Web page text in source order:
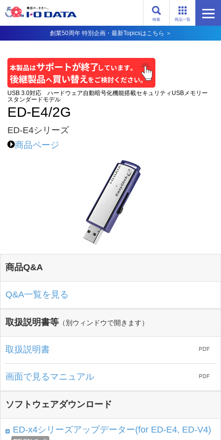
商品一覧
検索
創業50周年 特別企画・最新Topicsはこちら ＞
USB 3.0対応 ハードウェア自動暗号化機能搭載セキュリティUSBメモリー
スタンダードモデル
ED-E4/2G
ED-E4シリーズ
商品ページ
商品Q&A
Q&A一覧を見る
取扱説明書等 （別ウィンドウで開きます）
取扱説明書
画面で見るマニュアル
ソフトウェアダウンロード
ED-x4シリーズアップデーター(for ED-E4, ED-V4)